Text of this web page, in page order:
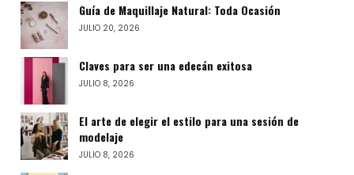
Guía de Maquillaje Natural: Toda Ocasión
JULIO 20, 2026
Claves para ser una edecán exitosa
JULIO 8, 2026
El arte de elegir el estilo para una sesión de
modelaje
JULIO 8, 2026